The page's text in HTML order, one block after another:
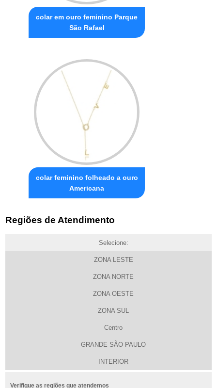
colar em ouro feminino Parque
São Rafael
colar feminino folheado a ouro
Americana
Regiões de Atendimento
Selecione:
ZONA LESTE
ZONA NORTE
ZONA OESTE
ZONA SUL
Centro
GRANDE SÃO PAULO
INTERIOR
Verifique as regiões que atendemos